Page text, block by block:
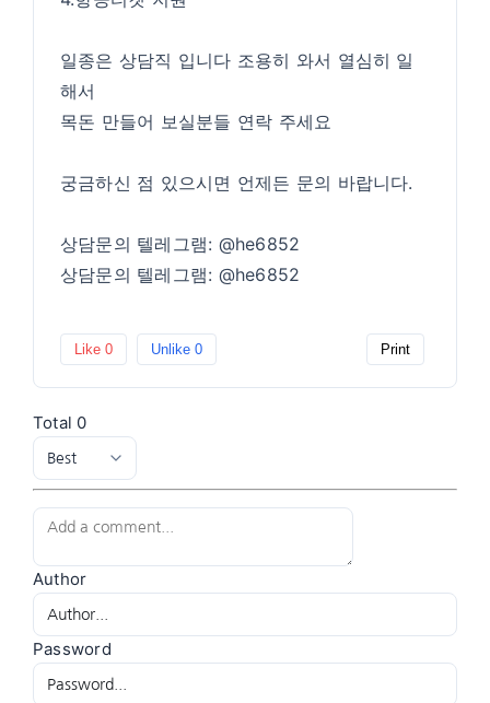
일종은 상담직 입니다 조용히 와서 열심히 일
해서
목돈 만들어 보실분들 연락 주세요
궁금하신 점 있으시면 언제든 문의 바랍니다.
상담문의 텔레그램: @he6852
상담문의 텔레그램: @he6852
Like 0 Unlike0 Print
Total 0
Author
Password